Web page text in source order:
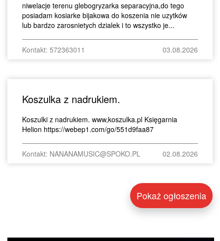
niwelacje terenu glebogryzarka separacyjna,do tego
posiadam kosiarke bijakowa do koszenia nie uzytków
lub bardzo zarosnietych dzialek i to wszystko je...
Kontakt: 572363011 03.08.2026
Koszulka z nadrukiem.
Koszulki z nadrukiem. www,koszulka.pl Księgarnia
Helion https://webep1.com/go/551d9faa87
Kontakt: NANANAMUSIC@SPOKO.PL 02.08.2026
Pokaż ogłoszenia